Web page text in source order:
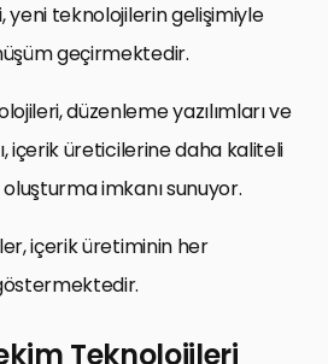
yeni teknolojilerin gelişimiyle
geçirmektedir.
düzenleme yazılımları ve
içerik üreticilerine daha kaliteli
imkanı sunuyor.
içerik üretiminin her
Teknolojileri